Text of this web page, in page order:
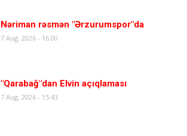
Nəriman rəsmən "Ərzurumspor"da
7 Aug, 2026 - 16:00
"Qarabağ"dan Elvin açıqlaması
7 Aug, 2026 - 15:43